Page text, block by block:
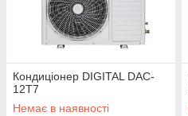
Кондиціонер DIGITAL DAC-
12T7
Немає в наявності